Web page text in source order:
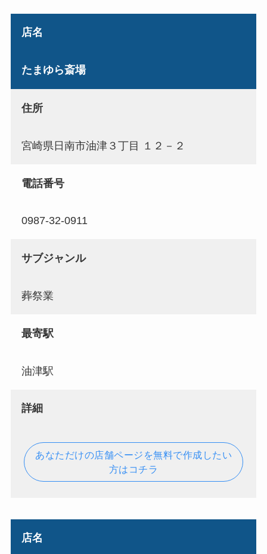
店名
たまゆら斎場
住所
宮崎県日南市油津３丁目 １２－２
電話番号
0987-32-0911
サブジャンル
葬祭業
最寄駅
油津駅
詳細
あなただけの店舗ページを無料で作成したい
方はコチラ
店名